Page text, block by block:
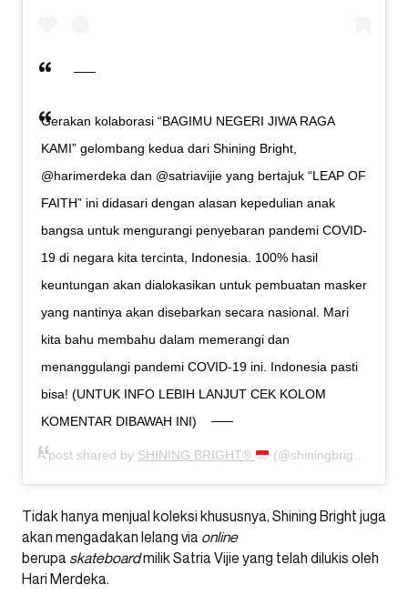
Gerakan kolaborasi “BAGIMU NEGERI JIWA RAGA
KAMI” gelombang kedua dari Shining Bright,
@harimerdeka dan @satriavijie yang bertajuk “LEAP OF
FAITH” ini didasari dengan alasan kepedulian anak
bangsa untuk mengurangi penyebaran pandemi COVID-
19 di negara kita tercinta, Indonesia. 100% hasil
keuntungan akan dialokasikan untuk pembuatan masker
yang nantinya akan disebarkan secara nasional. Mari
kita bahu membahu dalam memerangi dan
menanggulangi pandemi COVID-19 ini. Indonesia pasti
bisa! (UNTUK INFO LEBIH LANJUT CEK KOLOM
KOMENTAR DIBAWAH INI)
A post shared by SHINING BRIGHT® (@shiningbrightco) on
Tidak hanya menjual koleksi khususnya, Shining Bright juga
akan mengadakan lelang via online
berupa skateboardmilik Satria Vijie yang telah dilukis oleh
Hari Merdeka.